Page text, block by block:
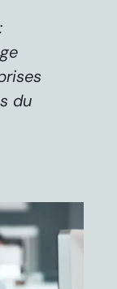
du